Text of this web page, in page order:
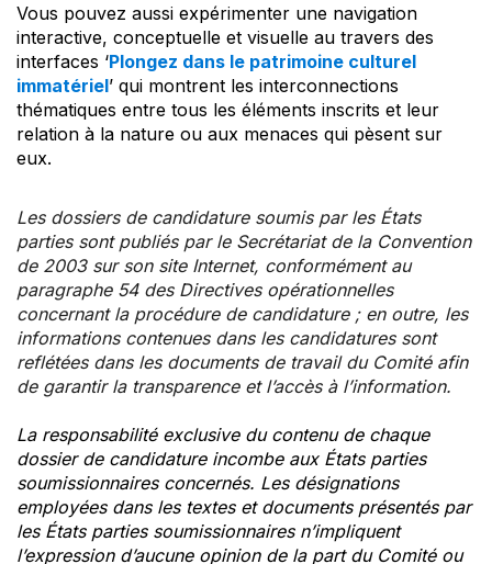
Vous pouvez aussi expérimenter une navigation
interactive, conceptuelle et visuelle au travers des
interfaces ‘Plongez dans le patrimoine culturel
immatériel’ qui montrent les interconnections
thématiques entre tous les éléments inscrits et leur
relation à la nature ou aux menaces qui pèsent sur
eux.
Les dossiers de candidature soumis par les États
parties sont publiés par le Secrétariat de la Convention
de 2003 sur son site Internet, conformément au
paragraphe 54 des Directives opérationnelles
concernant la procédure de candidature ; en outre, les
informations contenues dans les candidatures sont
reflétées dans les documents de travail du Comité afin
de garantir la transparence et l’accès à l’information.
La responsabilité exclusive du contenu de chaque
dossier de candidature incombe aux États parties
soumissionnaires concernés. Les désignations
employées dans les textes et documents présentés par
les États parties soumissionnaires n’impliquent
l’expression d’aucune opinion de la part du Comité ou